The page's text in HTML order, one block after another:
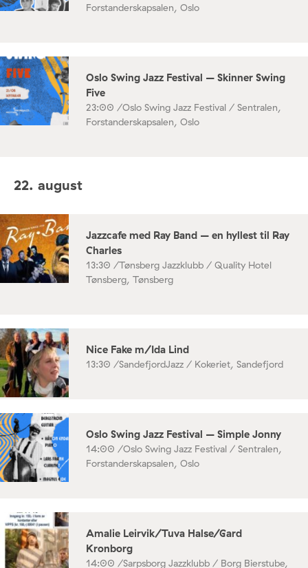
Forstanderskapsalen, Oslo
Oslo Swing Jazz Festival – Skinner Swing
Five
23:00 /Oslo Swing Jazz Festival / Sentralen,
Forstanderskapsalen, Oslo
22. august
Jazzcafe med Ray Band – en hyllest til Ray
Charles
13:30 /Tønsberg Jazzklubb / Quality Hotel
Tønsberg, Tønsberg
Nice Fake m/Ida Lind
13:30 /SandefjordJazz / Kokeriet, Sandefjord
Oslo Swing Jazz Festival – Simple Jonny
14:00 /Oslo Swing Jazz Festival / Sentralen,
Forstanderskapsalen, Oslo
Amalie Leirvik/Tuva Halse/Gard
Kronborg
14:00 /Sarpsborg Jazzklubb / Borg Bierstube,